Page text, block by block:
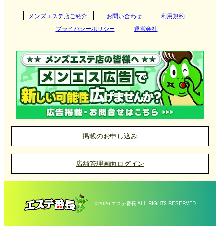
メンズエステ店ご紹介 お問い合わせ
利用規約
プライバシーポリシー
運営会社
掲載のお申し込み
店舗管理画面ログイン
©2026 エステ番長 ALL RIGHTS RESERVED